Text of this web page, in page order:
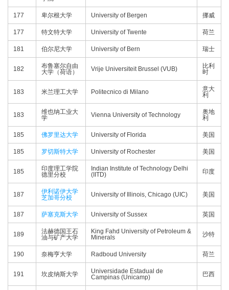
177 卑尔根大学 University of Bergen 挪威
177 特文特大学 University of Twente 荷兰
181 伯尔尼大学 University of Bern 瑞士
182
布鲁塞尔自由
大学（荷语）
Vrije Universiteit Brussel (VUB)
比利
时
183 米兰理工大学 Politecnico di Milano
意大
利
183
维也纳工业大
学
Vienna University of Technology
奥地
利
185 佛罗里达大学 University of Florida 美国
185 罗切斯特大学 University of Rochester 美国
185
印度理工学院
德里分校
Indian Institute of Technology Delhi
(IITD)
印度
187
伊利诺伊大学
芝加哥分校
University of Illinois, Chicago (UIC) 美国
187 萨塞克斯大学 University of Sussex 英国
189
法赫德国王石
油与矿产大学
King Fahd University of Petroleum &
Minerals
沙特
190 奈梅亨大学 Radboud University 荷兰
191 坎皮纳斯大学
Universidade Estadual de
Campinas (Unicamp)
巴西